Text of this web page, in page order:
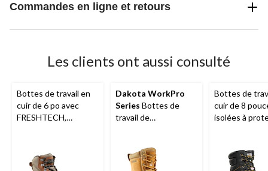
Commandes en ligne et retours
Les clients ont aussi consulté
Bottes de travail en
cuir de 6 po avec
FRESHTECH,
protection en acier
pour femmes, 6030,
Dakota WorkPro
Series Bottes de
travail de
en acier pour
hommes, Dakota
Bottes de
cuir de 8
isolées à
Duratoe,
Workpro